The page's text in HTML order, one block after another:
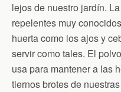
lejos de nuestro jardín.
repelentes muy
huerta como los ajos y
servir como tales. El
usa para mantener a las
tiernos brotes de